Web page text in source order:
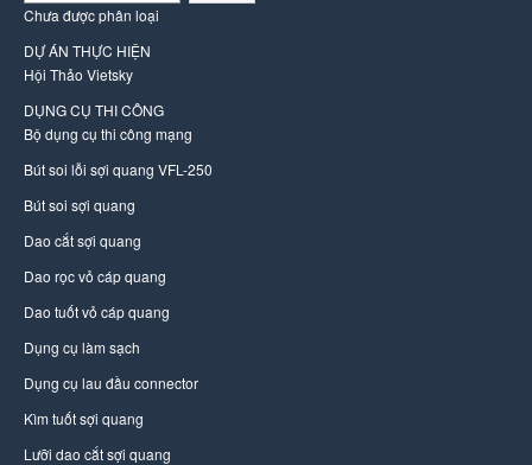
Chưa được phân loại
DỰ ÁN THỰC HIỆN
Hội Thảo Vietsky
DỤNG CỤ THI CÔNG
Bộ dụng cụ thi công mạng
Bút soi lỗi sợi quang VFL-250
Bút soi sợi quang
Dao cắt sợi quang
Dao rọc vỏ cáp quang
Dao tuốt vỏ cáp quang
Dụng cụ làm sạch
Dụng cụ lau đầu connector
Kìm tuốt sợi quang
Lưỡi dao cắt sợi quang